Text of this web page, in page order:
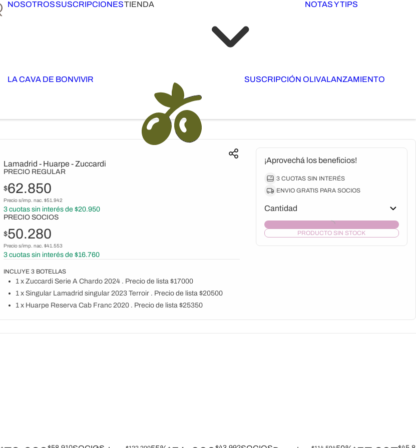
NOSOTROSSUSCRIPCIONESTIENDA NOTAS Y TIPS
LA CAVA DE BONVIVIR SUSCRIPCIÓN OLIVALANZAMIENTO
Lamadrid - Huarpe - Zuccardi
PRECIO REGULAR
$62.850
Precio s/imp. nac. $51.942
3 cuotas sin interés de $20.950
PRECIO SOCIOS
$50.280
Precio s/imp. nac. $41.553
3 cuotas sin interés de $16.760
INCLUYE3 BOTELLAS
1 x Zuccardi Serie A Chardo 2024 . Precio de lista $17000
1 x Singular Lamadrid singular 2023 Terroir . Precio de lista $20500
1 x Huarpe Reserva Cab Franc 2020 . Precio de lista $25350
¡Aprovechá los beneficios!
3 CUOTAS SIN INTERÉS
ENVIO GRATIS PARA SOCIOS
Cantidad
PRODUCTO SIN STOCK